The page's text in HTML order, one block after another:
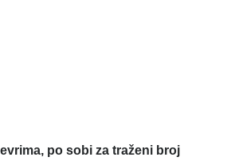
po sobi za traženi broj